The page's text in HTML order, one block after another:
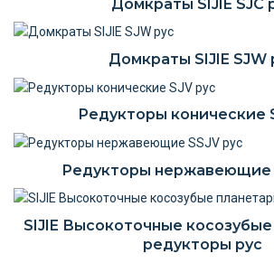
Домкраты SIJIE SJC
Домкраты SIJIE SJW
Редукторы конические
Редукторы нержавеющие
SIJIE Высокоточные
редукторы рус